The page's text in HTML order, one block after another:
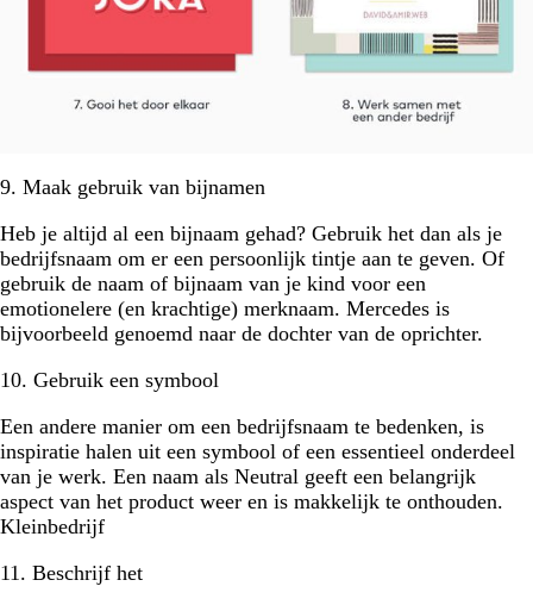
9. Maak gebruik van bijnamen
Heb je altijd al een bijnaam gehad? Gebruik het dan als je
bedrijfsnaam om er een persoonlijk tintje aan te geven. Of
gebruik de naam of bijnaam van je kind voor een
emotionelere (en krachtige) merknaam. Mercedes is
bijvoorbeeld genoemd naar de dochter van de oprichter.
10. Gebruik een symbool
Een andere manier om een bedrijfsnaam te bedenken, is
inspiratie halen uit een symbool of een essentieel onderdeel
van je werk. Een naam als Neutral geeft een belangrijk
aspect van het product weer en is makkelijk te onthouden.
Kleinbedrijf
11. Beschrijf het